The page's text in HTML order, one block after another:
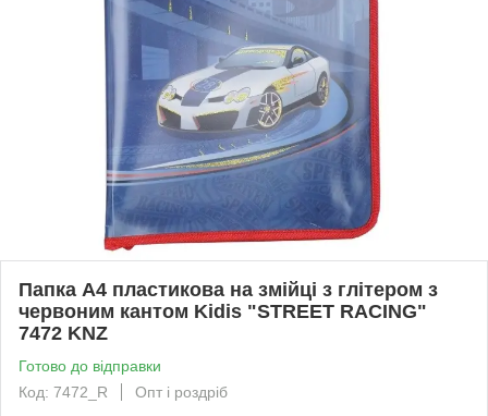
Папка А4 пластикова на змійці з глітером з
червоним кантом Kidis "STREET RACING"
7472 KNZ
Готово до відправки
Код: 7472_R
Опт і роздріб